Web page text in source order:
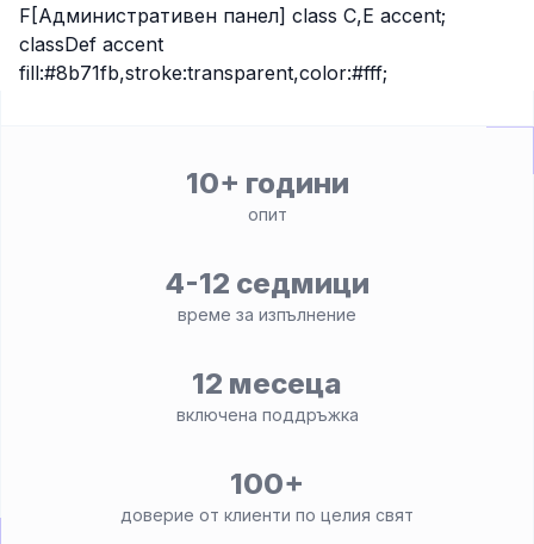
F[Административен панел] class C,E accent;
classDef accent
fill:#8b71fb,stroke:transparent,color:#fff;
10+ години
опит
4-12 седмици
време за изпълнение
12 месеца
включена поддръжка
100+
доверие от клиенти по целия свят